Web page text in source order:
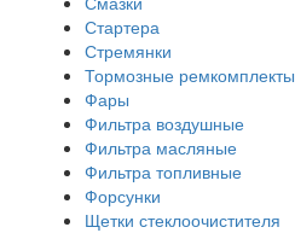
Стартера
Стремянки
Тормозные ремкомплекты
Фары
Фильтра воздушные
Фильтра масляные
Фильтра топливные
Форсунки
Щетки стеклоочистителя